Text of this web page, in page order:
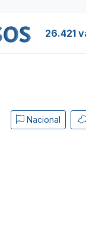
26.421
Nacional